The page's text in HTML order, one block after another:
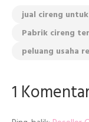
jual cireng
Pabrik cireng
peluang usaha
1